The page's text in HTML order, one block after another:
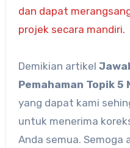
dan dapat
projek secara mandiri.
Demikian artikel
Pemahaman Topik 5
yang dapat kami
untuk menerima
Anda semua. Semoga